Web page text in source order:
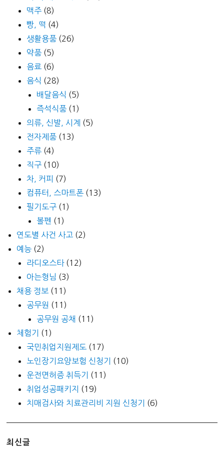
맥주 (8)
빵, 떡 (4)
생활용품 (26)
약품 (5)
음료 (6)
음식 (28)
배달음식 (5)
즉석식품 (1)
의류, 신발, 시계 (5)
전자제품 (13)
주류 (4)
직구 (10)
차, 커피 (7)
컴퓨터, 스마트폰 (13)
필기도구 (1)
볼펜 (1)
연도별 사건 사고 (2)
예능 (2)
라디오스타(12)
아는형님 (3)
채용 정보 (11)
공무원 (11)
공무원 공채 (11)
체험기
(1)
국민취업지원제도 (17)
노인장기요양보험 신청기
(10)
운전면허증 취득기
(11)
취업성공패키지
(19)
치매검사와 치료관리비 지원 신청기
(6)
최신글